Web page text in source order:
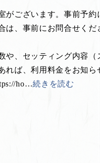
がございます。事前予約
は、事前にお問合せくだ
や、セッティング内容
れば、利用料金をお知ら
ho…続きを読む